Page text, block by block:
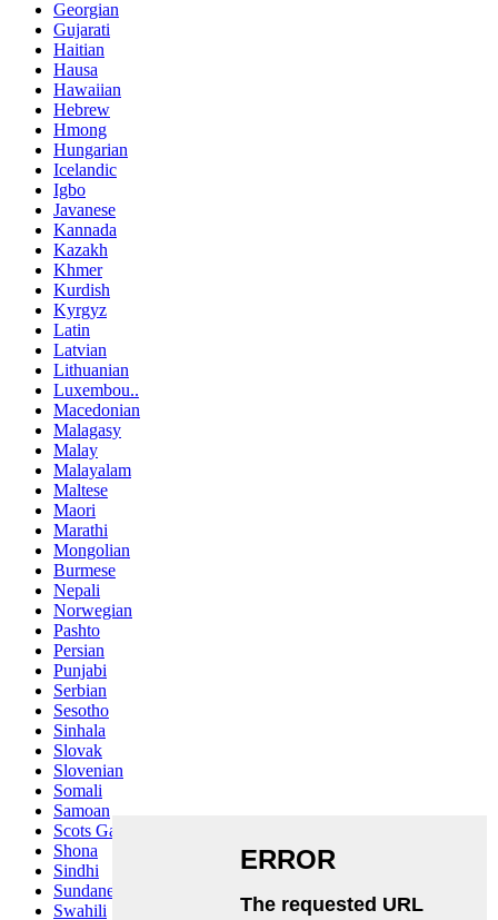
Georgian
Gujarati
Haitian
Hausa
Hawaiian
Hebrew
Hmong
Hungarian
Icelandic
Igbo
Javanese
Kannada
Kazakh
Khmer
Kurdish
Kyrgyz
Latin
Latvian
Lithuanian
Luxembou..
Macedonian
Malagasy
Malay
Malayalam
Maltese
Maori
Marathi
Mongolian
Burmese
Nepali
Norwegian
Pashto
Persian
Punjabi
Serbian
Sesotho
Sinhala
Slovak
Slovenian
Somali
Samoan
Scots Gaelic
Shona
Sindhi
Sundanese
Swahili